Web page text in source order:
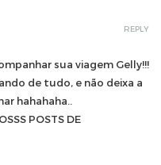
REPLY
sua viagem Gelly!!!
de tudo, e não deixa a
hahahaha..
POSTS DE